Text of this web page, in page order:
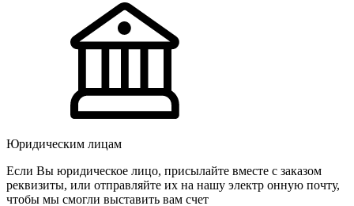
Юридическим лицам
Если Вы юридическое лицо, присылайте вместе с заказом
реквизиты, или отправляйте их на нашу электр онную почту,
чтобы мы смогли выставить вам счет